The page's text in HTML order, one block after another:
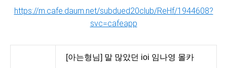
https://m.cafe.daum.net/subdued20club/ReHf/1944608?
svc=cafeapp
[아는형님] 말 많았던 ioi 임나영 몰카